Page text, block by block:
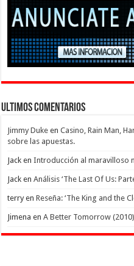
Ultimos Comentarios
Jimmy Duke enCasino, Rain Man,
sobre las apuestas.
Jack enIntroducción al maravilloso
Jack enAnálisis ‘The Last Of Us:
terryenReseña: ‘The King and the
Jimena enA Better Tomorrow (2010)